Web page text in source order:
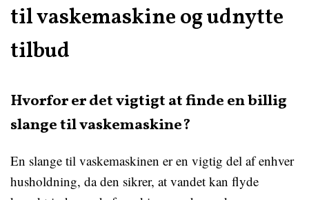
til vaskemaskine og udnytte
tilbud
Hvorfor er det vigtigt at finde en billig
slange til vaskemaskine?
En slange til vaskemaskinen er en vigtig del af enhver
husholdning, da den sikrer, at vandet kan flyde